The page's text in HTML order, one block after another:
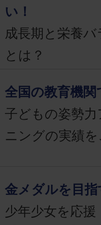
い！
成長期と栄養
とは？
全国の教育機関
子どもの姿勢
ニングの実績
金メダルを目指
少年少女を応